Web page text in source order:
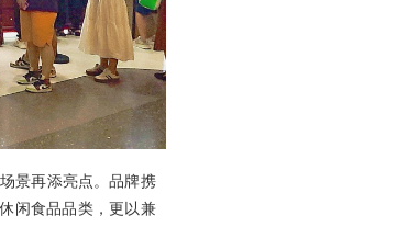
景再添亮点。品牌携
闲食品品类，更以兼